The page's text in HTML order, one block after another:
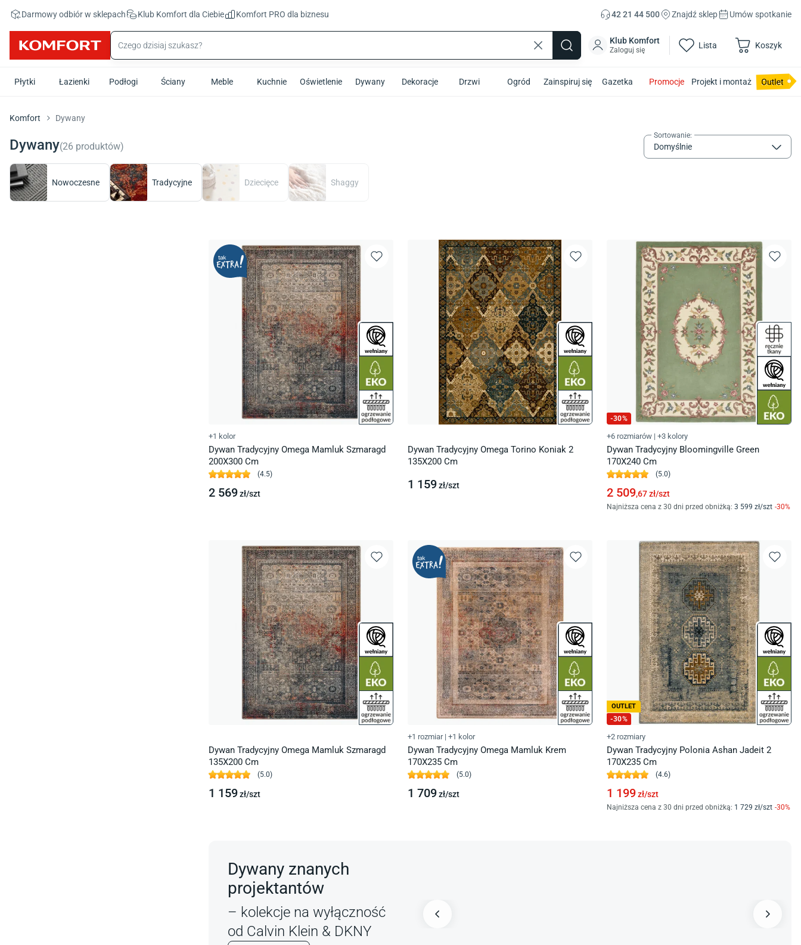
Darmowy odbiór w sklepach Klub Komfort dla Ciebie Komfort PRO dla biznesu 42 21 44 500 Znajdź sklep Umów spotkanie
Klub Komfort
Zaloguj się Lista Koszyk
Płytki Łazienki Podłogi Ściany Meble Kuchnie Oświetlenie Dywany Dekoracje Drzwi Ogród Zainspiruj się Gazetka Promocje Projekt i montaż
Komfort Dywany
Dywany(26 produktów)
Sortowanie:
Domyślnie
Nowoczesne Tradycyjne Dziecięce Shaggy
+1 kolor
Dywan Tradycyjny Omega Mamluk Szmaragd
200X300 Cm
(4.5)
2 569zł/szt
Dywan Tradycyjny Omega Torino Koniak 2
135X200 Cm
1 159zł/szt
-30%
+6 rozmiarów | +3 kolory
Dywan Tradycyjny Bloomingville Green
170X240 Cm
(5.0)
2 509,67zł/szt
Najniższa cena z 30 dni przed obniżką: 3 599 zł/szt -30%
Dywan Tradycyjny Omega Mamluk Szmaragd
135X200 Cm
(5.0)
1 159zł/szt
+1 rozmiar | +1 kolor
Dywan Tradycyjny Omega Mamluk Krem
170X235 Cm
(5.0)
1 709zł/szt
OUTLET
-30%
+2 rozmiary
Dywan Tradycyjny Polonia Ashan Jadeit 2
170X235 Cm
(4.6)
1 199zł/szt
Najniższa cena z 30 dni przed obniżką: 1 729 zł/szt -30%
Dywany znanych
projektantów
– kolekcje na wyłączność
od Calvin Klein & DKNY